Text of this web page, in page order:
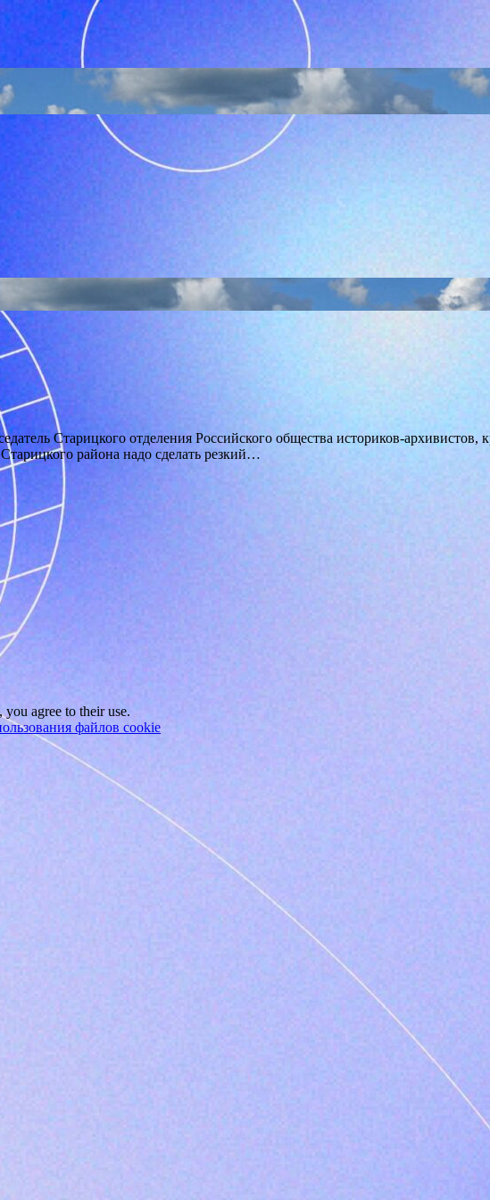
Ста­рицкого отделения Российского общества историков-
района надо сделать резкий…
agree to their use.
файлов cookie